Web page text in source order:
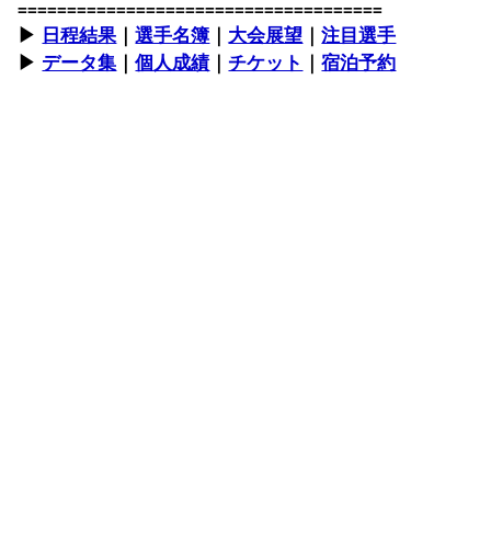
=====================================
▶︎ 日程結果｜選手名簿 大会展望 ｜注目選手
▶︎ データ集 ｜個人成績｜チケット ｜宿泊予約